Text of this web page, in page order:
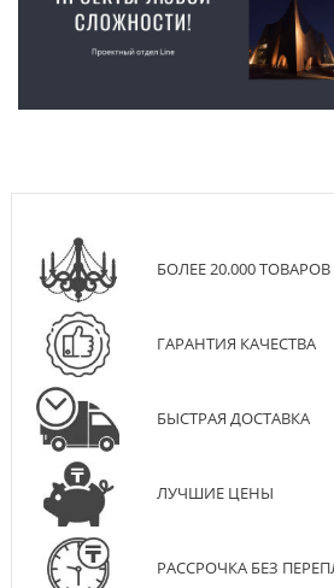
БОЛЕЕ 20.000 ТОВАРОВ
ГАРАНТИЯ КАЧЕСТВА
БЫСТРАЯ ДОСТАВКА
ЛУЧШИЕ ЦЕНЫ
РАССРОЧКА БЕЗ